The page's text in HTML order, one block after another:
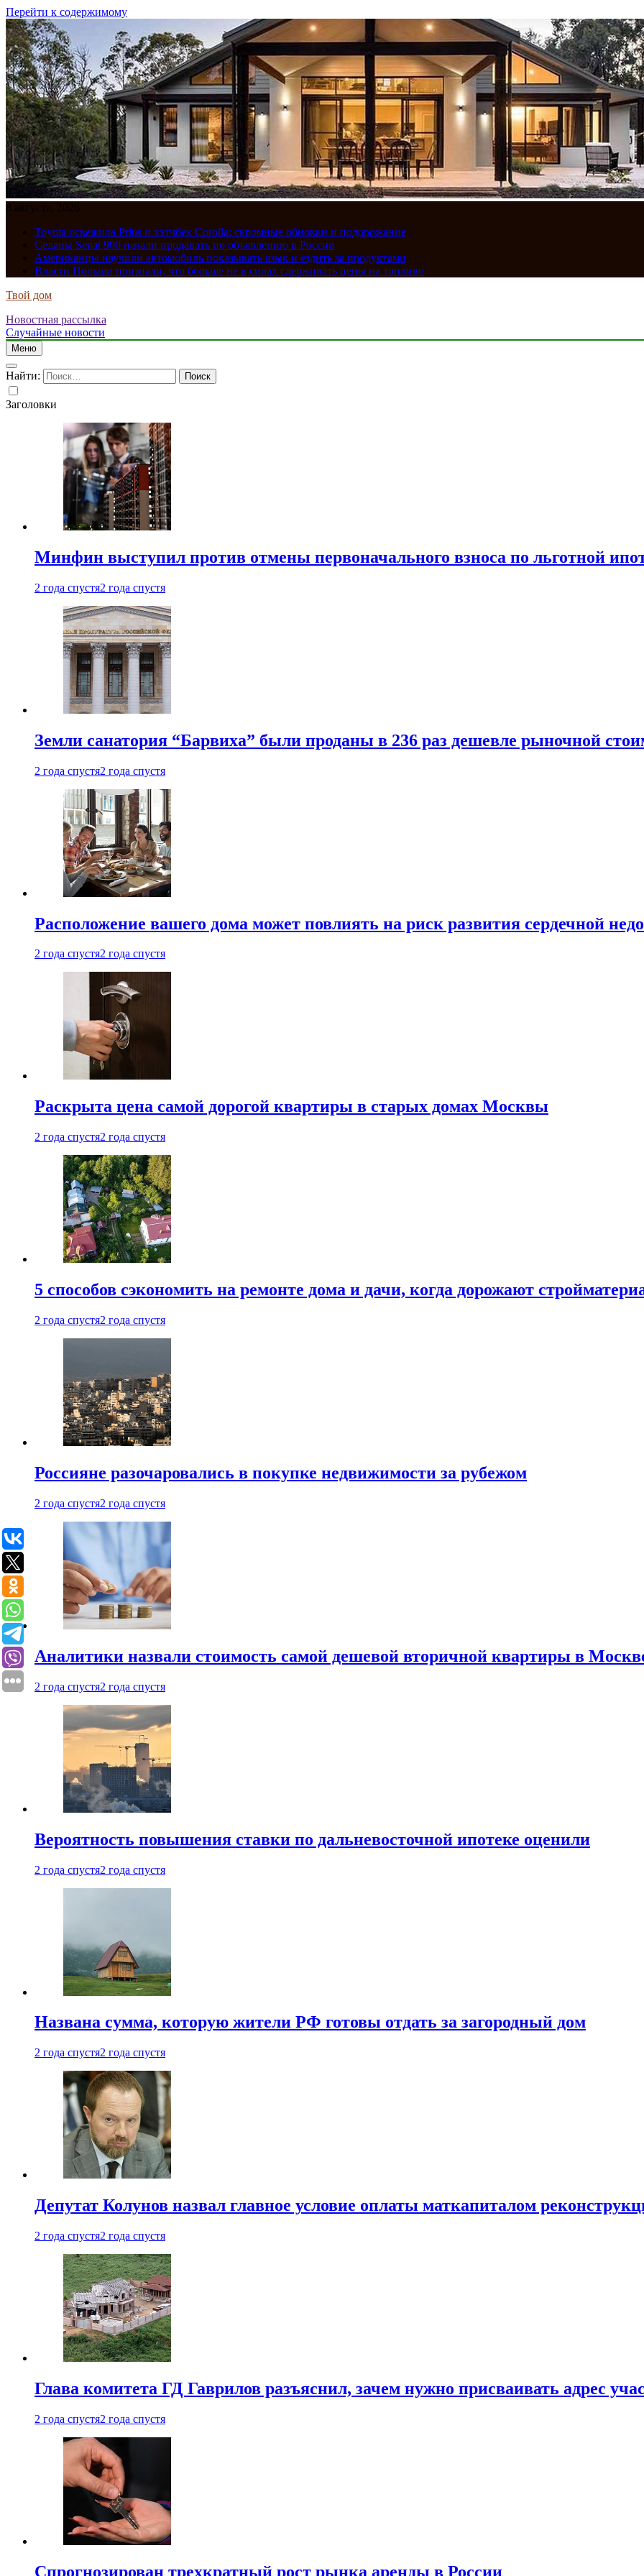
Перейти к содержимому
8 августа, 2026
Toyota освежила Prius и хэтчбек Corolla: скромные обновки и подорожание
Седаны Senat 900 начали продавать по объявлению в России
Американцы научили автомобиль показывать язык и ездить за продуктами
Власти Польши признали, что больше не в силах сдерживать цены на топливо
Твой дом
Новостная рассылка
Случайные новости
Меню
Найти:
Заголовки
Минфин выступил против отмены первоначального взноса по льготной
2 года спустя2 года спустя
Земли санатория “Барвиха” были проданы в 236 раз дешевле рыночной
2 года спустя2 года спустя
Расположение вашего дома может повлиять на риск развития сердечной
2 года спустя2 года спустя
Раскрыта цена самой дорогой квартиры в старых домах Москвы
2 года спустя2 года спустя
5 способов сэкономить на ремонте дома и дачи, когда дорожают
2 года спустя2 года спустя
Россияне разочаровались в покупке недвижимости за рубежом
2 года спустя2 года спустя
Аналитики назвали стоимость самой дешевой вторичной квартиры в
2 года спустя2 года спустя
Вероятность повышения ставки по дальневосточной ипотеке оценили
2 года спустя2 года спустя
Названа сумма, которую жители РФ готовы отдать за загородный дом
2 года спустя2 года спустя
Депутат Колунов назвал главное условие оплаты маткапиталом
2 года спустя2 года спустя
Глава комитета ГД Гаврилов разъяснил, зачем нужно присваивать адрес
2 года спустя2 года спустя
Спрогнозирован трехкратный рост рынка аренды в России